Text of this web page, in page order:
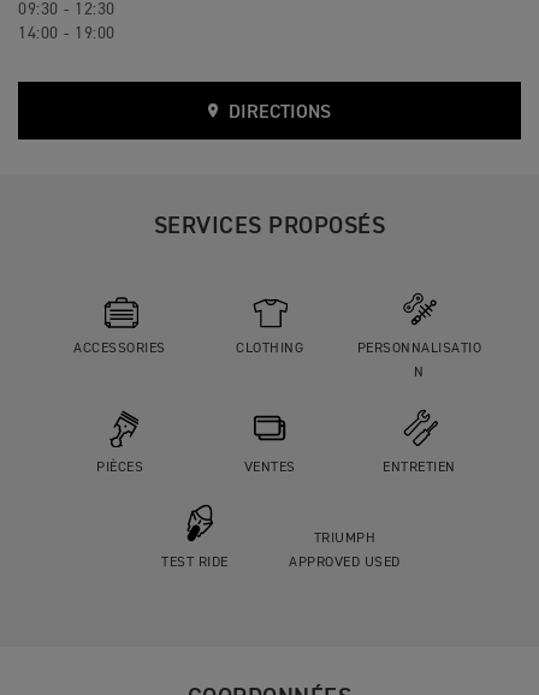
09:30 - 12:30
14:00 - 19:00
DIRECTIONS
SERVICES PROPOSÉS
ACCESSORIES CLOTHING
PERSONNALISATIO
N
PIÈCES VENTES ENTRETIEN
TEST RIDE
TRIUMPH
APPROVED USED